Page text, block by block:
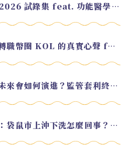
EP.220 好久不見！2026 試錄集 feat. 功能醫學營養師 美寶
EP.219 從銀行高管轉職幣圈 KOL 的真實心聲 feat.龜大
EP.217 美元穩定幣未來會如何演進？監管套利終將收斂？feat. 研究員 余哲安
EP.213 川普大攪局：袋鼠市上沖下洗怎麼回事？feat. Alvin